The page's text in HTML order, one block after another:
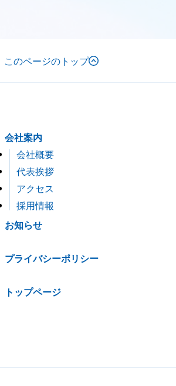
このページのトップ
会社案内
会社概要
代表挨拶
アクセス
採用情報
お知らせ
プライバシーポリシー
トップページ